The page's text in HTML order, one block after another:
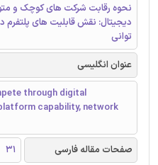
نحوه رقابت شرکت های کوچک و
دیجیتال: نقش قابلیت های پلتفرم
توانی
عنوان انگلیسی
through digital
capability, network
صفحات مقاله فارسی
31